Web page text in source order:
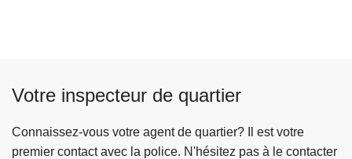
Votre inspecteur de quartier
Connaissez-vous votre agent de quartier? Il est votre
premier contact avec la police. N'hésitez pas à le contacter